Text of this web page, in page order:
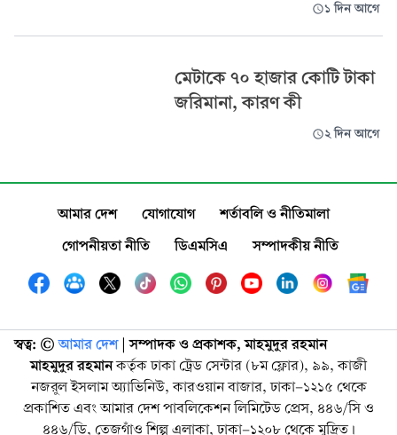
১ দিন আগে
মেটাকে ৭০ হাজার কোটি টাকা
জরিমানা, কারণ কী
২ দিন আগে
আমার দেশ যোগাযোগ
শর্তাবলি ও নীতিমালা
গোপনীয়তা নীতি
ডিএমসিএ সম্পাদকীয় নীতি
স্বত্ব: ©️ আমার দেশ| সম্পাদক ও প্রকাশক, মাহমুদুর রহমান
মাহমুদুর রহমানকর্তৃক ঢাকা ট্রেড সেন্টার (৮ম ফ্লোর), ৯৯, কাজী
নজরুল ইসলাম অ্যাভিনিউ, কারওয়ান বাজার, ঢাকা-১২১৫ থেকে
প্রকাশিত এবং আমার দেশ পাবলিকেশন লিমিটেড প্রেস, ৪৪৬/সি ও
৪৪৬/ডি, তেজগাঁও শিল্প এলাকা, ঢাকা-১২০৮ থেকে মুদ্রিত।